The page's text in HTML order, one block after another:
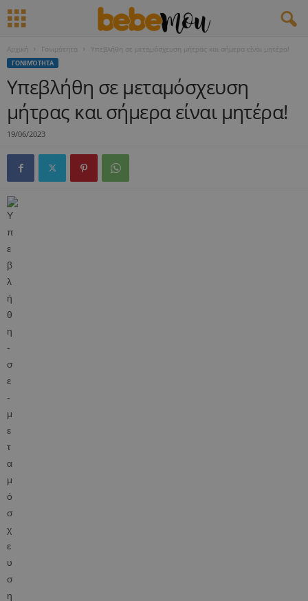
Αρχική Γονιμότητα Υπεβλήθη σε μεταμόσχευση μήτρας και σήμερα είναι μητέρα!
ΓΟΝΙΜΌΤΗΤΑ
Υπεβλήθη σε μεταμόσχευση
μήτρας και σήμερα είναι μητέρα!
19/06/2023